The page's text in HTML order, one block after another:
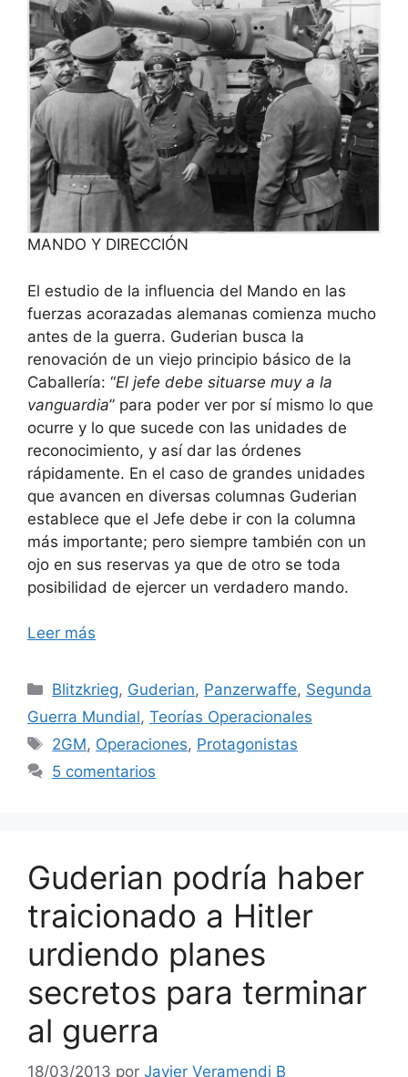
MANDO Y DIRECCIÓN
El estudio de la influencia del Mando en las
fuerzas acorazadas alemanas comienza mucho
antes de la guerra. Guderian busca la
renovación de un viejo principio básico de la
Caballería: “El jefe debe situarse muy a la
vanguardia” para poder ver por sí mismo lo que
ocurre y lo que sucede con las unidades de
reconocimiento, y así dar las órdenes
rápidamente. En el caso de grandes unidades
que avancen en diversas columnas Guderian
establece que el Jefe debe ir con la columna
más importante; pero siempre también con un
ojo en sus reservas ya que de otro se toda
posibilidad de ejercer un verdadero mando.
Leer más
Categorías
Blitzkrieg, Guderian, Panzerwaffe, Segunda
Guerra Mundial, Teorías Operacionales
Etiquetas
2GM, Operaciones, Protagonistas
5 comentarios
Guderian podría haber
traicionado a Hitler
urdiendo planes
secretos para terminar
al guerra
18/03/2013 por Javier Veramendi B